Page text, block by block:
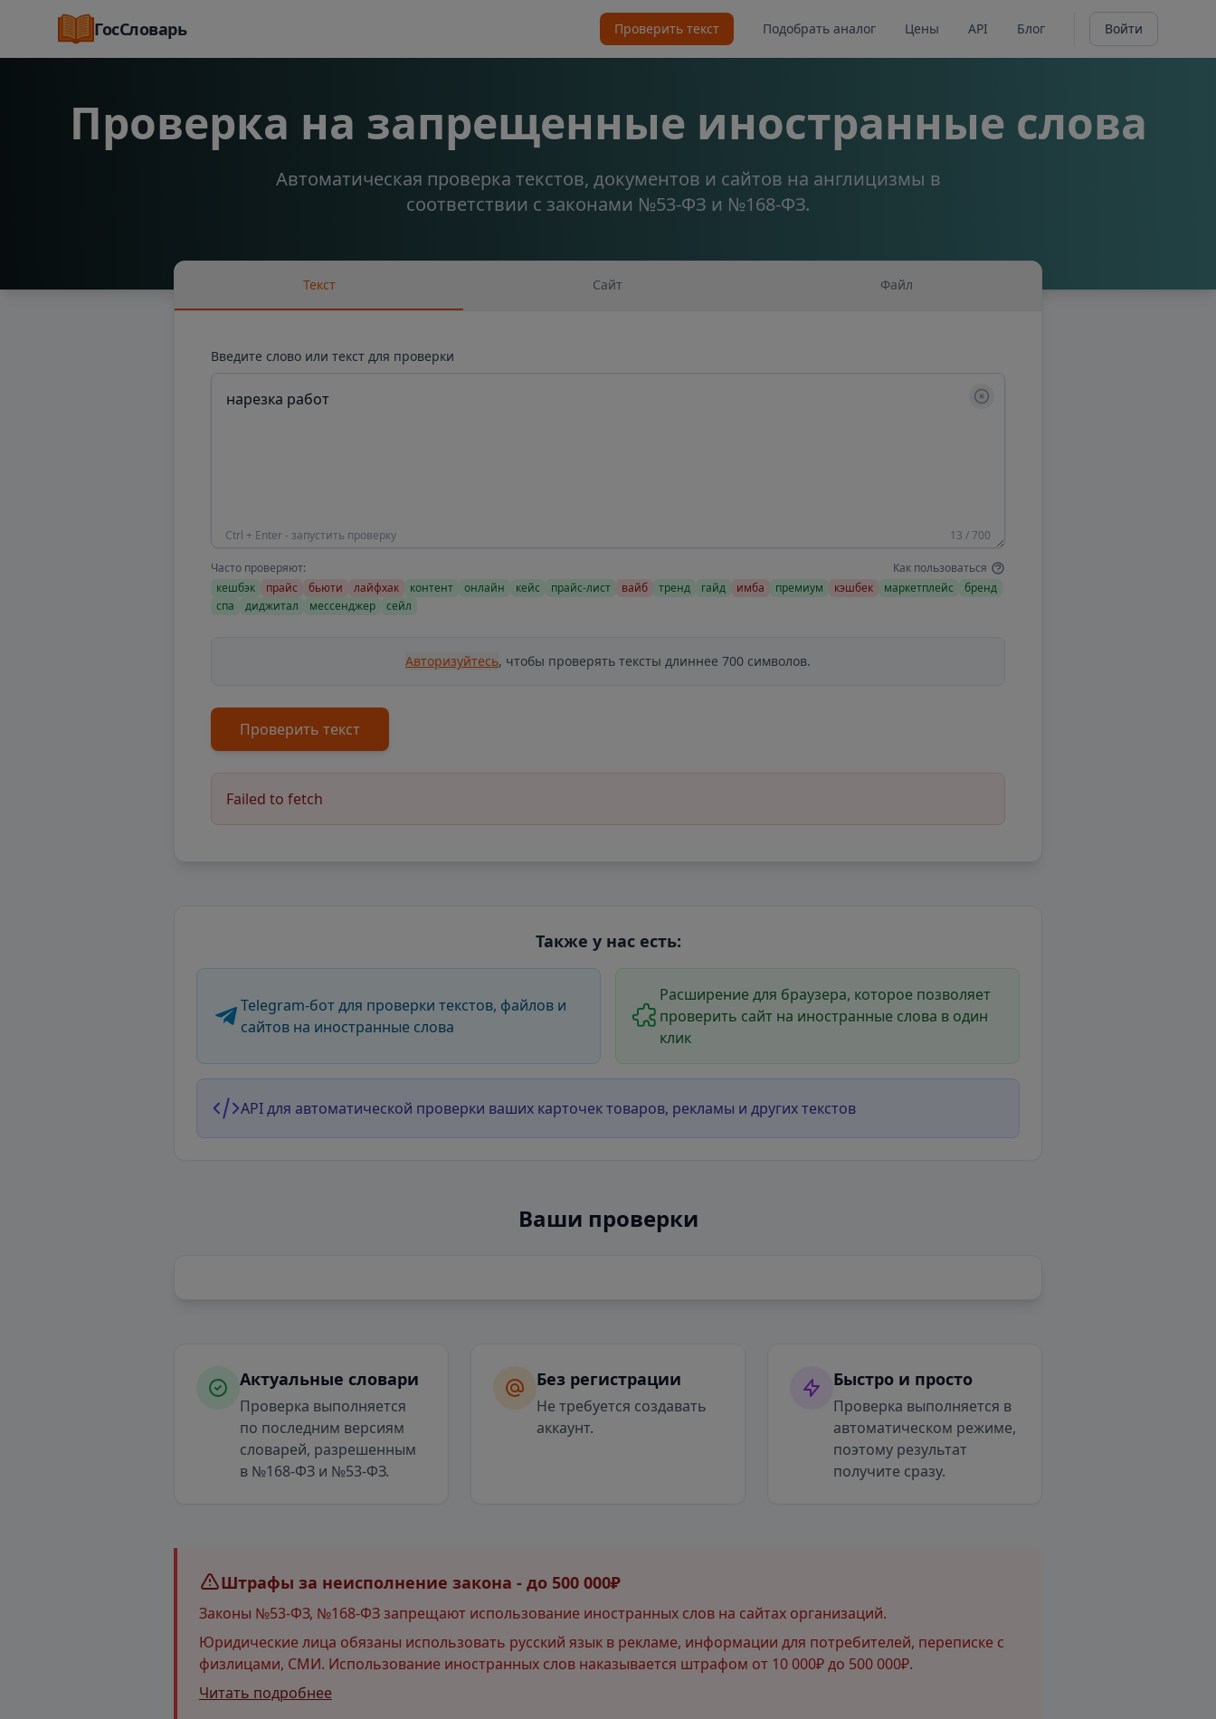
ГосСловарь Проверить текст Подобрать аналог Цены API Блог Войти
Проверка на запрещенные иностранные слова
Автоматическая проверка текстов, документов и сайтов на англицизмы в
соответствии с законами №53-ФЗ и №168-ФЗ.
Текст Сайт Файл
Введите слово или текст для проверки
Ctrl + Enter - запустить проверку 13 / 700
Часто проверяют:
Как пользоваться
кешбэк
прайс бьюти лайфхак контент онлайн кейс прайс-лист вайб тренд гайд имба премиум кэшбек маркетплейс
бренд
спа
диджитал мессенджер сейл
Авторизуйтесь, чтобы проверять тексты длиннее 700 символов.
Проверить текст
Failed to fetch
Также у нас есть:
Telegram-бот для проверки текстов, файлов и
сайтов на иностранные слова
Расширение для браузера, которое позволяет
проверить сайт на иностранные слова в один
клик
API для автоматической проверки ваших карточек товаров, рекламы и других текстов
Ваши проверки
Актуальные словари
Проверка выполняется
по последним версиям
словарей, разрешенным
в №168-ФЗ и №53-ФЗ.
Без регистрации
Не требуется создавать
аккаунт.
Быстро и просто
Проверка выполняется в
автоматическом режиме,
поэтому результат
получите сразу.
Штрафы за неисполнение закона - до 500 000₽
Законы №53-ФЗ, №168-ФЗ запрещают использование иностранных слов на сайтах организаций.
Юридические лица обязаны использовать русский язык в рекламе, информации для потребителей, переписке с
физлицами, СМИ. Использование иностранных слов наказывается штрафом от 10 000₽ до 500 000₽.
Читать подробнее